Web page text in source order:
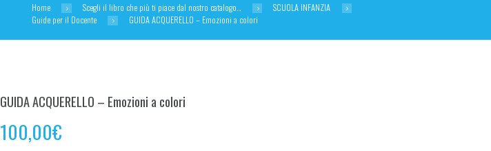
Home Scegli il libro che più ti piace dal nostro catalogo…
SCUOLA INFANZIA
Guide per il Docente
GUIDA ACQUERELLO – Emozioni a colori
GUIDA ACQUERELLO – Emozioni a colori
100,00€